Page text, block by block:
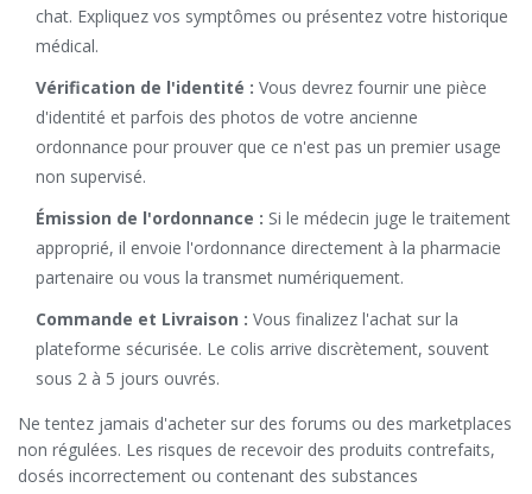
chat. Expliquez vos symptômes ou présentez votre historique
médical.
Vérification de l'identité : Vous devrez fournir une pièce
d'identité et parfois des photos de votre ancienne
ordonnance pour prouver que ce n'est pas un premier usage
non supervisé.
Émission de l'ordonnance : Si le médecin juge le traitement
approprié, il envoie l'ordonnance directement à la pharmacie
partenaire ou vous la transmet numériquement.
Commande et Livraison : Vous finalizez l'achat sur la
plateforme sécurisée. Le colis arrive discrètement, souvent
sous 2 à 5 jours ouvrés.
Ne tentez jamais d'acheter sur des forums ou des marketplaces
non régulées. Les risques de recevoir des produits contrefaits,
dosés incorrectement ou contenant des substances